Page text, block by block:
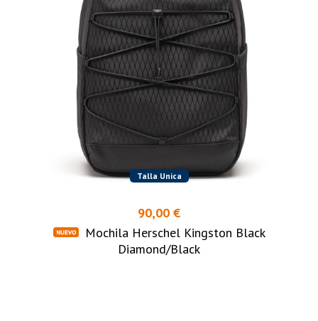
Talla Unica
90,00 €
Mochila Herschel Kingston Black
Diamond/Black